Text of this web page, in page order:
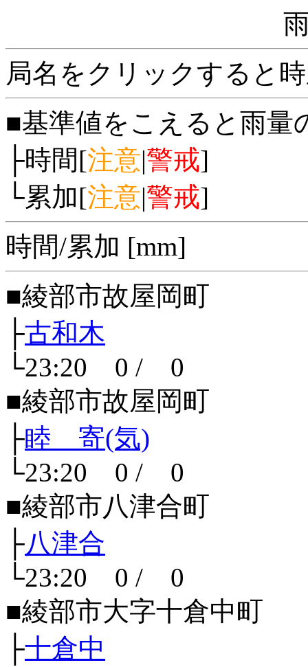
局名をクリックすると
■基準値をこえると雨量
├時間[注意|警戒]
└累加[注意|警戒]
時間/累加 [mm]
■綾部市故屋岡町
├古和木
└23:20 0 / 0
■綾部市故屋岡町
├睦 寄(気)
└23:20 0 / 0
■綾部市八津合町
├八津合
└23:20 0 / 0
■綾部市大字十倉中町
├十倉中